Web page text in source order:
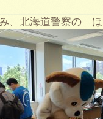
、北海道警察の「